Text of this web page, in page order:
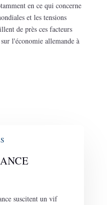
en ce qui concerne
et les tensions
de près ces facteurs
l'économie allemande à
suscitent un vif